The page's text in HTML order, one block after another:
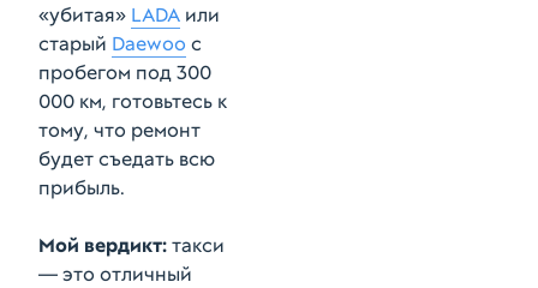
«убитая» LADA или
старый Daewoo с
пробегом под 300
000 км, готовьтесь к
тому, что ремонт
будет съедать всю
прибыль.
Мой вердикт:такси
— это отличный